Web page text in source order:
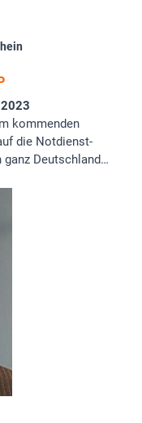
kommenden
die Notdienst-
Deutschland…